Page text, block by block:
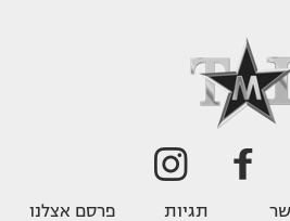
תגיות פרסם אצלנו